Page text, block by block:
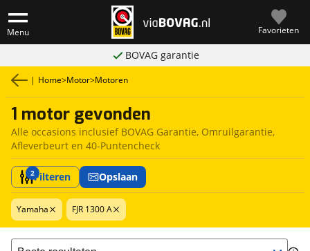
Menu Favorieten
BOVAG garantie
| Home>Motor>Motoren
1 motor gevonden
Alle occasions inclusief BOVAG Garantie, Omruilgarantie,
Afleverbeurt en 40-Puntencheck
2Filteren Opslaan
Yamaha FJR 1300 A